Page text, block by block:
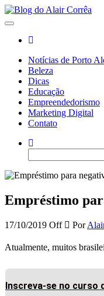
Skip
to
content
Notícias de Porto
Beleza
Dicas
Educação
Empreendedorismo
Marketing Digital
Contato
por:
Empréstimo
17/10/2019 Off Por
Atualmente, muitos
Inscreva-se no curso